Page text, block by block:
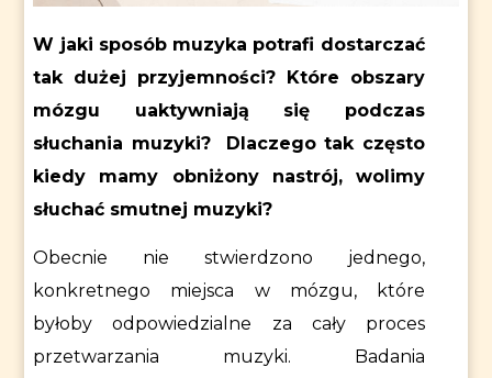
W jaki sposób muzyka potrafi dostarczać
tak dużej przyjemności? Które obszary
mózgu uaktywniają się podczas
słuchania muzyki? Dlaczego tak często
kiedy mamy obniżony nastrój, wolimy
słuchać smutnej muzyki?
Obecnie nie stwierdzono jednego,
konkretnego miejsca w mózgu, które
byłoby odpowiedzialne za cały proces
przetwarzania muzyki. Badania